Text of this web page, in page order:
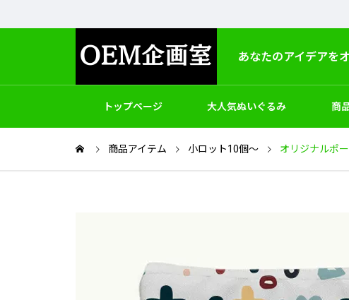
あなたのアイデアを
トップページ 大人気ぬいぐるみ
製作
商
パッケージと梱包
商品アイテム 小ロット10個～ オリジナルポ